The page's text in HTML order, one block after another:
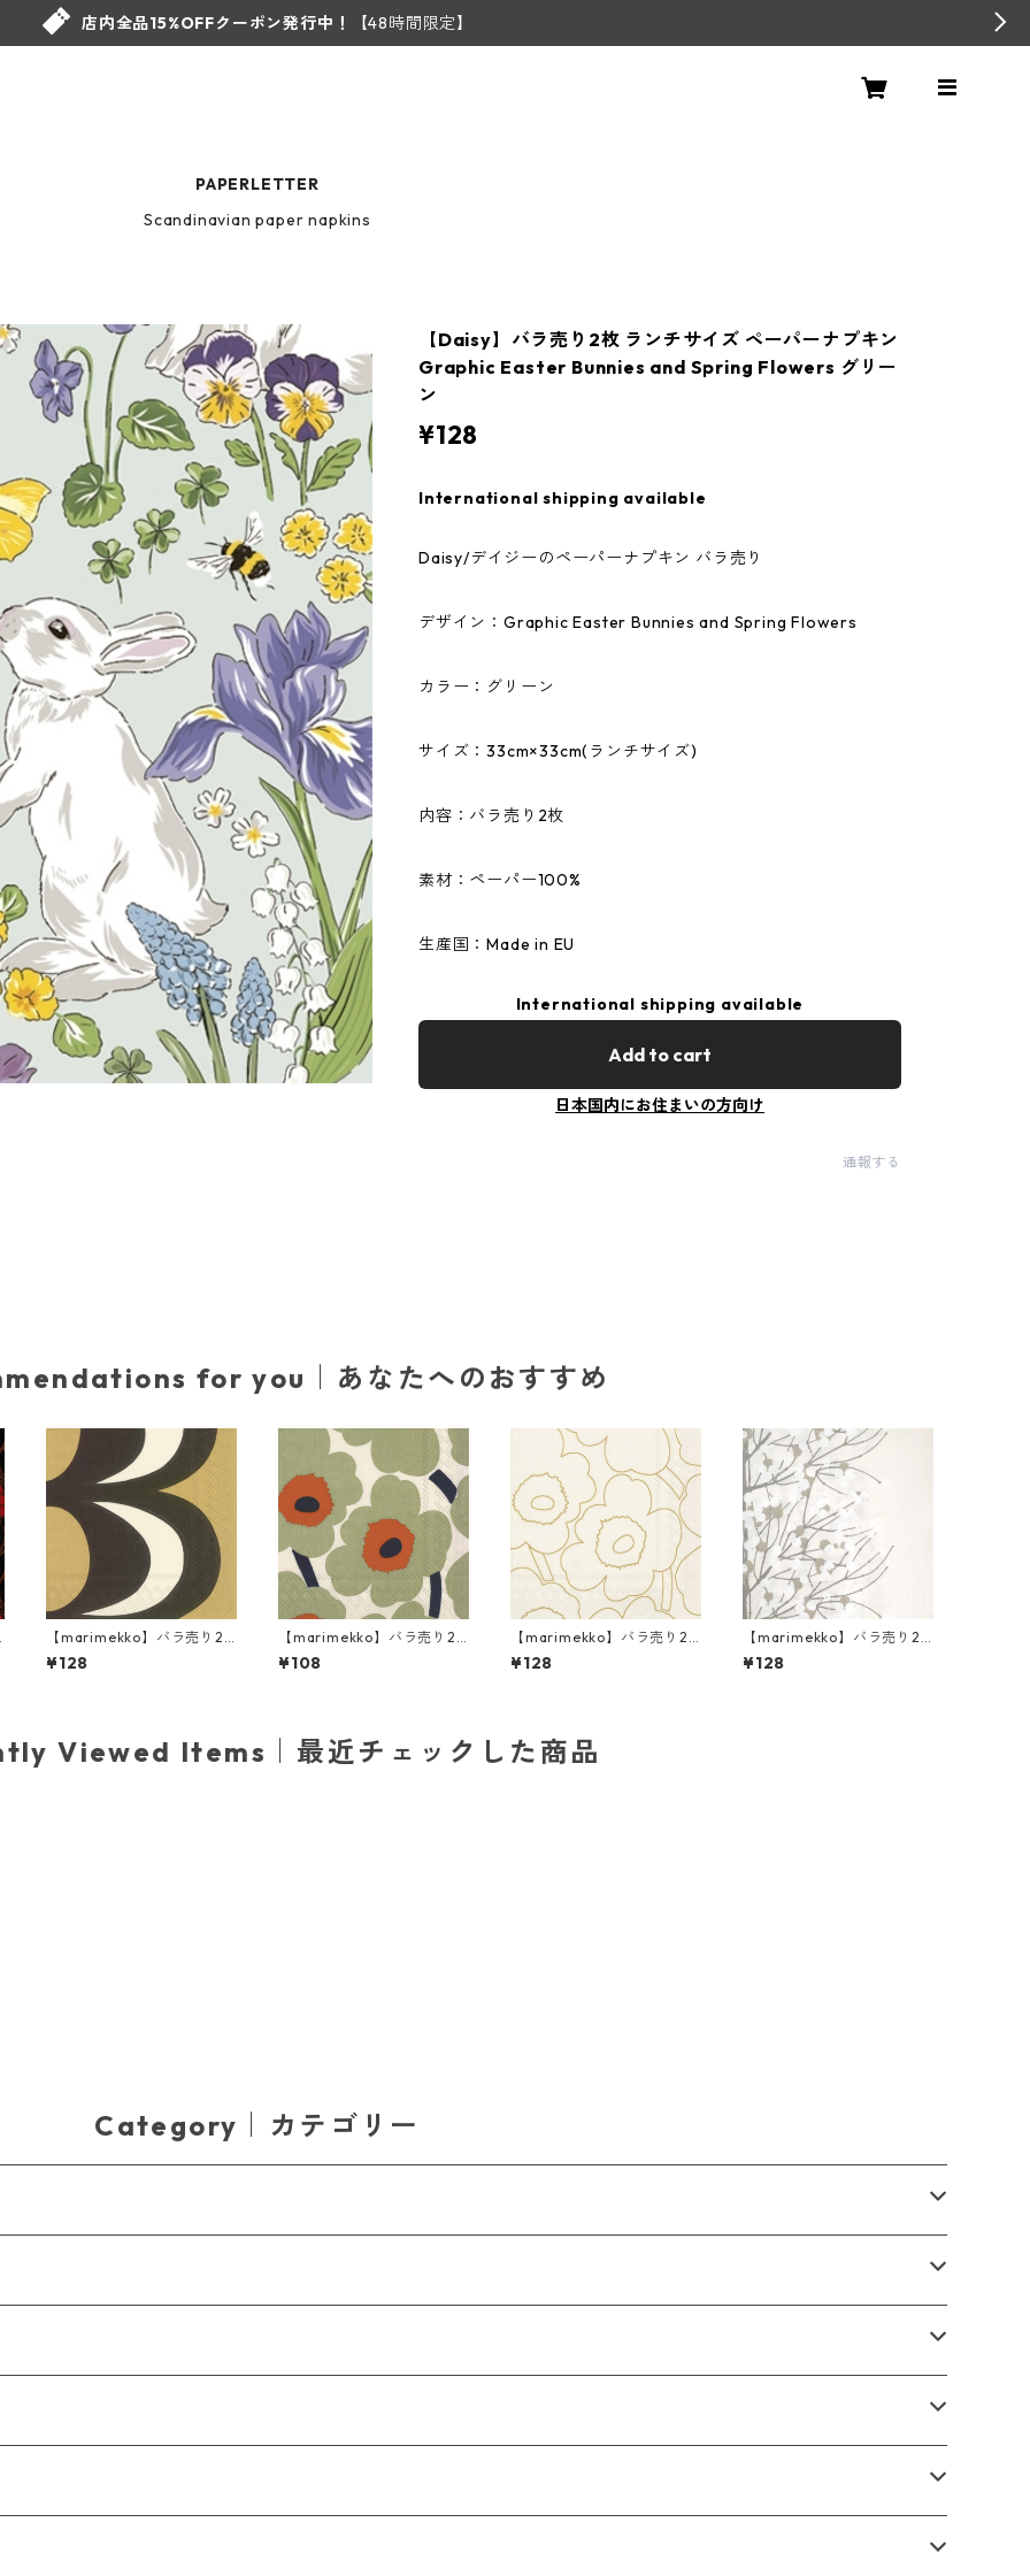
店内全品15%OFFクーポン発行中！ 【48時間限定】
PAPERLETTER
Scandinavian paper napkins
【Daisy】バラ売り2枚 ランチサイズ ペーパーナプキン
Graphic Easter Bunnies and Spring Flowers グリー
ン
¥128
International shipping available
Daisy/デイジーのペーパーナプキン バラ売り
デザイン：Graphic Easter Bunnies and Spring Flowers
カラー：グリーン
サイズ：33cm×33cm(ランチサイズ)
内容：バラ売り2枚
素材：ペーパー100%
生産国：Made in EU
International shipping available
Add to cart
日本国内にお住まいの方向け
通報する
for you｜あなたへのおすすめ
【marimekko】バラ売り2
枚 ランチサイズ ペーパーナ
プキン KAIVO ブラック×ク
¥128
【marimekko】バラ売り2
枚 カクテルサイズ ペーパー
ナプキン UNIKKO クリームx
¥108
【marimekko】バラ売り2
枚 ランチサイズ ペーパーナ
プキン PIIRTO UNIKKO ゴー
¥128
【marimekko】バラ売り2
枚 ランチサイズ ペーパーナ
プキン LUMIMARJA パール
¥128
Viewed Items｜最近チェックした商品
Category｜カテゴリー